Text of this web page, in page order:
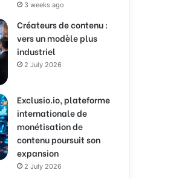
3 weeks ago
Créateurs de contenu :
vers un modèle plus
industriel
2 July 2026
Exclusio.io, plateforme
internationale de
monétisation de
contenu poursuit son
expansion
2 July 2026